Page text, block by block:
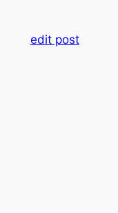
edit post